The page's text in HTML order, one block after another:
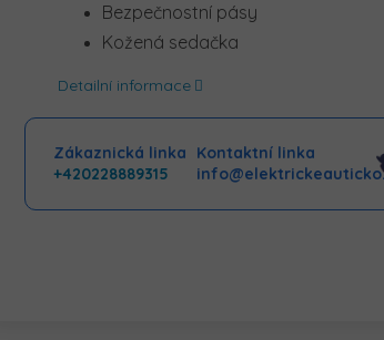
Bezpečnostní pásy
Kožená sedačka
Detailní informace
Zákaznická linka
+420228889315
Kontaktní linka